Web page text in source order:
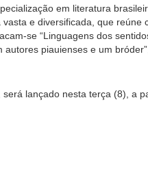
em literatura
e diversificada, que reúne
se “Linguagens dos
autores piauienses e um
lançado nesta terça (8), a